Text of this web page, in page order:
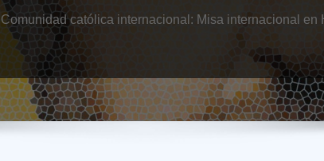
Comunidad católica internacional: Misa internacional en